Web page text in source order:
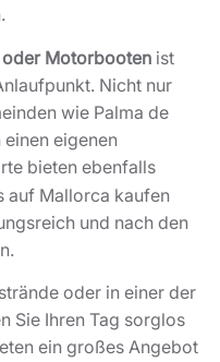
Motorbooten ist
Nicht nur
wie Palma de
eigenen
bieten ebenfalls
auf Mallorca kaufen
und nach den
oder in einer der
Sie Ihren Tag sorglos
ein großes Angebot